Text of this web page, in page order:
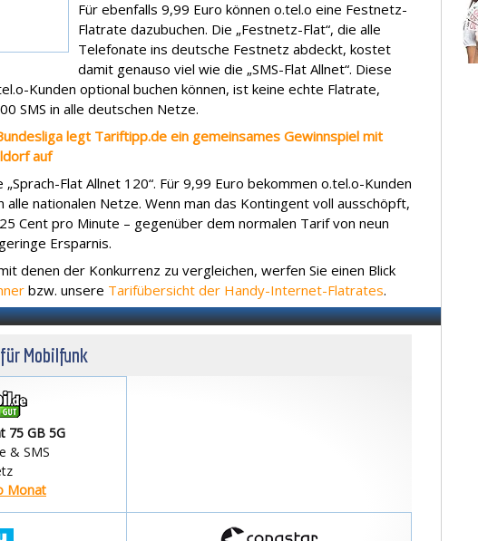
Für ebenfalls 9,99 Euro können o.tel.o eine Festnetz-
Flatrate dazubuchen. Die „Festnetz-Flat“, die alle
Telefonate ins deutsche Festnetz abdeckt, kostet
damit genauso viel wie die „SMS-Flat Allnet“. Diese
Kunden optional buchen können, ist keine echte Flatrate,
SMS in alle deutschen Netze.
legt Tariftipp.de ein gemeinsames Gewinnspiel mit
auf
Flat Allnet 120“. Für 9,99 Euro bekommen o.tel.o-Kunden
alle nationalen Netze. Wenn man das Kontingent voll ausschöpft,
Cent pro Minute – gegenüber dem normalen Tarif von neun
Ersparnis.
denen der Konkurrenz zu vergleichen, werfen Sie einen Blick
bzw. unsere Tarifübersicht der Handy-Internet-Flatrates.
Mobilfunk
75 GB 5G
& SMS
Monat